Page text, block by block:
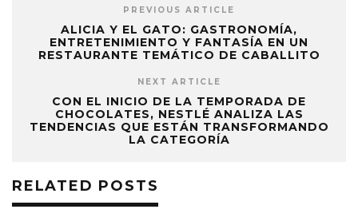
PREVIOUS ARTICLE
ALICIA Y EL GATO: GASTRONOMÍA,
ENTRETENIMIENTO Y FANTASÍA EN UN
RESTAURANTE TEMÁTICO DE CABALLITO
NEXT ARTICLE
CON EL INICIO DE LA TEMPORADA DE
CHOCOLATES, NESTLÉ ANALIZA LAS
TENDENCIAS QUE ESTÁN TRANSFORMANDO
LA CATEGORÍA
RELATED POSTS